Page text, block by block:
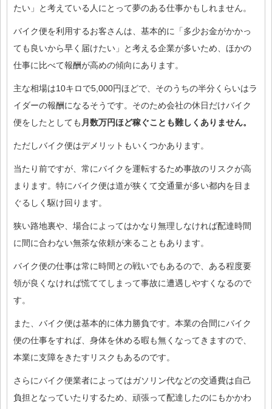
たい」と考えている人にとって夢のある仕事かもしれません。
バイク便を利用するお客さんは、基本的に「多少お金がかかっ
ても良いから早く届けたい」と考える企業が多いため、ほかの
仕事に比べて報酬が高めの傾向にあります。
主な相場は10キロで5,000円ほどで、そのうちの半分くらいはラ
イダーの報酬になるそうです。そのため会社の休日だけバイク
便をしたとしても 月数万円ほど稼ぐことも難しくありません。
ただしバイク便はデメリットもいくつかあります。
当たり前ですが、常にバイクを運転するため事故のリスクが高
まります。特にバイク便は道が狭くて交通量が多い都内を目ま
ぐるしく駆け回ります。
狭い路地裏や、場合によってはかなり無理しなければ配達時間
に間に合わない無茶な依頼が来ることもあります。
バイク便の仕事は常に時間との戦いでもあるので、ある程度要
領が良くなければ慌ててしまって事故に遭遇しやすくなるので
す。
また、バイク便は基本的に体力勝負です。本業の合間にバイク
便の仕事をすれば、身体を休める暇も無くなってきますので、
本業に支障をきたすリスクもあるのです。
さらにバイク便業者によってはガソリン代などの交通費は自己
負担となっていたりするため、頑張って配達したのにもかかわ